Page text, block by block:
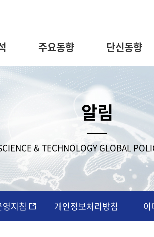
주요동향 단신동향
알림
& TECHNOLOGY GLOBAL
영지침 개인정보처리방침 이